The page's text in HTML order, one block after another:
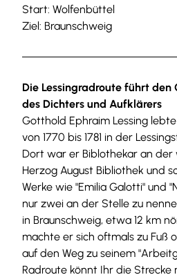
t
b
e
r
-
d
e
m
-
e
i
n
g
Start: Wolfenbüttel
Ziel: Braunschweig
Die Lessingradroute führt den
des Dichters und Aufklärers
Gotthold Ephraim Lessing lebte
von 1770 bis 1781 in der
Dort war er Biblothekar an
Herzog August Bibliothek und
Werke wie "Emilia Galotti" und
nur zwei an der Stelle zu
in Braunschweig, etwa 12 km
machte er sich oftmals zu Fuß
auf den Weg zu seinem
Radroute könnt Ihr die Strecke